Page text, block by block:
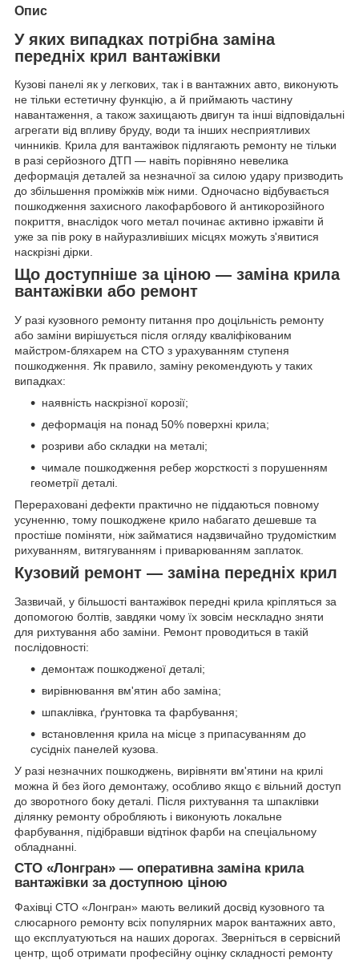
Опис
У яких випадках потрібна заміна
передніх крил вантажівки
Кузові панелі як у легкових, так і в вантажних авто, виконують
не тільки естетичну функцію, а й приймають частину
навантаження, а також захищають двигун та інші відповідальні
агрегати від впливу бруду, води та інших несприятливих
чинників. Крила для вантажівок підлягають ремонту не тільки
в разі серйозного ДТП — навіть порівняно невелика
деформація деталей за незначної за силою удару призводить
до збільшення проміжків між ними. Одночасно відбувається
пошкодження захисного лакофарбового й антикорозійного
покриття, внаслідок чого метал починає активно іржавіти й
уже за пів року в найуразливіших місцях можуть з'явитися
наскрізні дірки.
Що доступніше за ціною — заміна крила
вантажівки або ремонт
У разі кузовного ремонту питання про доцільність ремонту
або заміни вирішується після огляду кваліфікованим
майстром-бляхарем на СТО з урахуванням ступеня
пошкодження. Як правило, заміну рекомендують у таких
випадках:
наявність наскрізної корозії;
деформація на понад 50% поверхні крила;
розриви або складки на металі;
чимале пошкодження ребер жорсткості з порушенням
геометрії деталі.
Перераховані дефекти практично не піддаються повному
усуненню, тому пошкоджене крило набагато дешевше та
простіше поміняти, ніж займатися надзвичайно трудомістким
рихуванням, витягуванням і приварюванням заплаток.
Кузовий ремонт — заміна передніх крил
Зазвичай, у більшості вантажівок передні крила кріпляться за
допомогою болтів, завдяки чому їх зовсім нескладно зняти
для рихтування або заміни. Ремонт проводиться в такій
послідовності:
демонтаж пошкодженої деталі;
вирівнювання вм'ятин або заміна;
шпаклівка, ґрунтовка та фарбування;
встановлення крила на місце з припасуванням до
сусідніх панелей кузова.
У разі незначних пошкоджень, вирівняти вм'ятини на крилі
можна й без його демонтажу, особливо якщо є вільний доступ
до зворотного боку деталі. Після рихтування та шпаклівки
ділянку ремонту обробляють і виконують локальне
фарбування, підібравши відтінок фарби на спеціальному
обладнанні.
СТО «Лонгран» — оперативна заміна крила
вантажівки за доступною ціною
Фахівці СТО «Лонгран» мають великий досвід кузовного та
слюсарного ремонту всіх популярних марок вантажних авто,
що експлуатуються на наших дорогах. Зверніться в сервісний
центр, щоб отримати професійну оцінку складності ремонту